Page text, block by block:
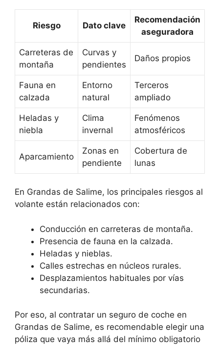
Riesgo Dato clave
Recomendación
aseguradora
Carreteras de
montaña
Curvas y
pendientes
Daños propios
Fauna en
calzada
Entorno
natural
Terceros
ampliado
Heladas y
niebla
Clima
invernal
Fenómenos
atmosféricos
Aparcamiento
Zonas en
pendiente
Cobertura de
lunas
En Grandas de Salime, los principales riesgos al
volante están relacionados con:
Conducción en carreteras de montaña.
Presencia de fauna en la calzada.
Heladas y nieblas.
Calles estrechas en núcleos rurales.
Desplazamientos habituales por vías
secundarias.
Por eso, al contratar un seguro de coche en
Grandas de Salime, es recomendable elegir una
póliza que vaya más allá del mínimo obligatorio